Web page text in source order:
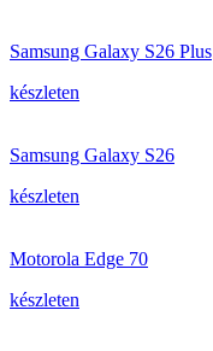
Samsung Galaxy S26 Plus
készleten
Samsung Galaxy S26
készleten
Motorola Edge 70
készleten